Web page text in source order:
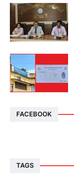
FACEBOOK
TAGS